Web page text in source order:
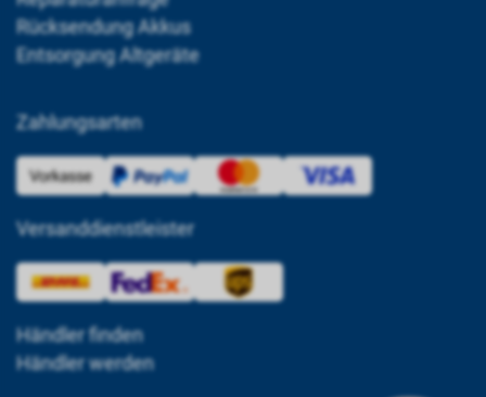
Rücksendung Akkus
Entsorgung Altgeräte
Zahlungsarten
Versanddienstleister
Händler finden
Händler werden